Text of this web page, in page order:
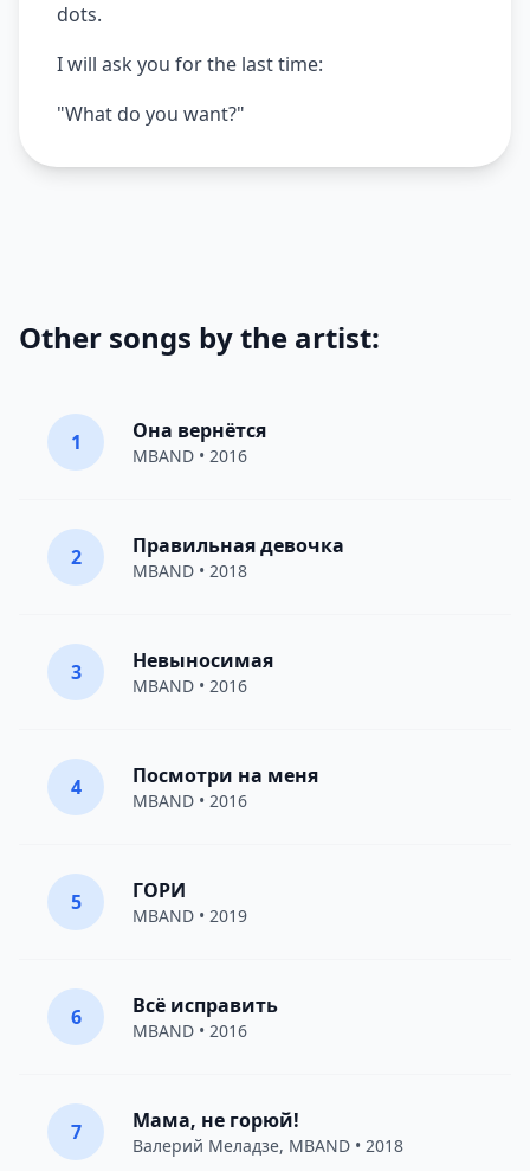
dots.
I will ask you for the last time:
"What do you want?"
Other songs by the artist:
1 Она вернётся
MBAND • 2016
2 Правильная девочка
MBAND • 2018
3 Невыносимая
MBAND • 2016
4 Посмотри на меня
MBAND • 2016
5 ГОРИ
MBAND • 2019
6 Всё исправить
MBAND • 2016
7 Мама, не горюй!
Валерий Меладзе, MBAND • 2018